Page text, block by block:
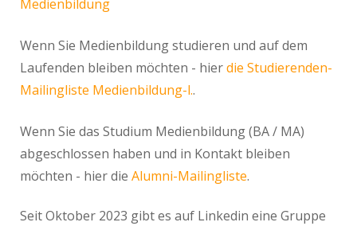
Medienbildung
Wenn Sie Medienbildung studieren und auf dem
Laufenden bleiben möchten - hierdie Studierenden-
Mailingliste Medienbildung-l..
Wenn Sie das Studium Medienbildung (BA / MA)
abgeschlossen haben und in Kontakt bleiben
möchten - hier die Alumni-Mailingliste.
Seit Oktober 2023 gibt es auf Linkedin eine Gruppe